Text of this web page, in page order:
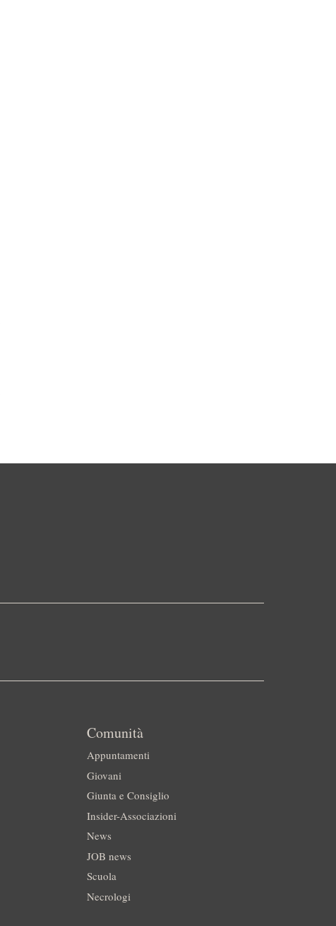
Comunità
Appuntamenti
Giovani
Giunta e Consiglio
Insider-Associazioni
News
JOB news
Scuola
Necrologi